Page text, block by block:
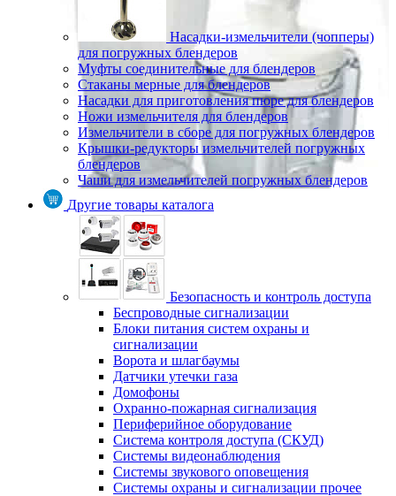
Насадки-измельчители (чопперы)
для погружных блендеров
Муфты соединительные для блендеров
Стаканы мерные для блендеров
Насадки для приготовления пюре для блендеров
Ножи измельчителя для блендеров
Измельчители в сборе для погружных блендеров
Крышки-редукторы измельчителей погружных
блендеров
Чаши для измельчителей погружных блендеров
Другие товары каталога
Безопасность и контроль доступа
Беспроводные сигнализации
Блоки питания систем охраны и
сигнализации
Ворота и шлагбаумы
Датчики утечки газа
Домофоны
Охранно-пожарная сигнализация
Периферийное оборудование
Система контроля доступа (СКУД)
Системы видеонаблюдения
Системы звукового оповещения
Системы охраны и сигнализации прочее